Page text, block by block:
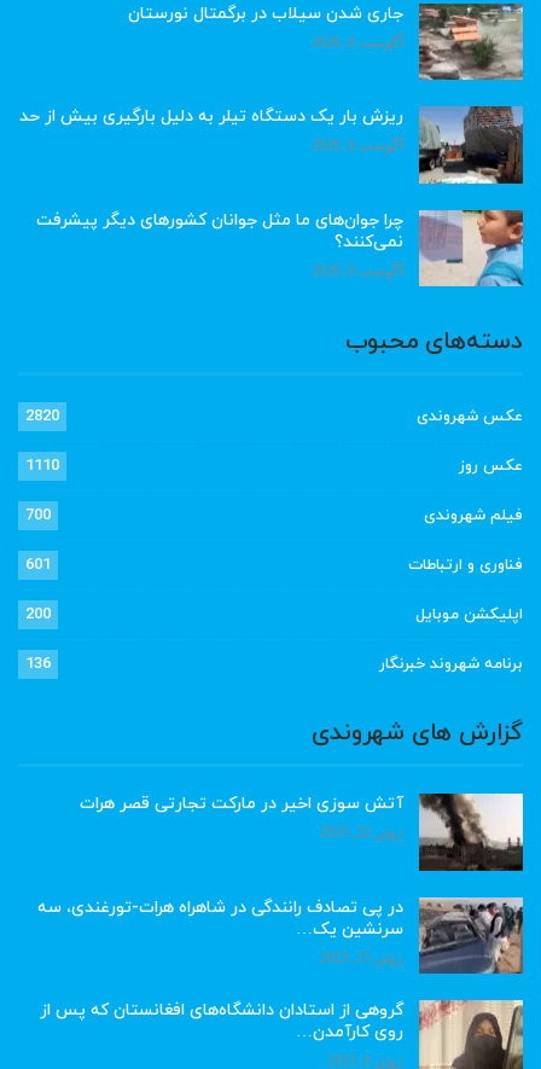
جاری شدن سیلاب در برگمتال نورستان
آگوست 6, 2026
ریزش بار یک دستگاه تیلر به دلیل بارگیری بیش از حد
آگوست 6, 2026
چرا جوان‌های ما مثل جوانان کشورهای دیگر پیشرفت
نمی‌کنند؟
آگوست 6, 2026
دسته‌های محبوب
عکس شهروندی 2820
عکس روز 1110
فیلم شهروندی 700
فناوری و ارتباطات 601
اپلیکشن موبایل 200
برنامه شهروند خبرنگار 136
گزارش های شهروندی
آتش سوزی اخیر در مارکت تجارتی قصر هرات
ژوئن 22, 2023
در پی تصادف رانندگی در شاهراه هرات-تورغندی، سه
سرنشین یک…
ژوئن 15, 2023
گروهی از استادان دانشگاه‌های افغانستان که پس از
روی کارآمدن…
ژوئن 6, 2023